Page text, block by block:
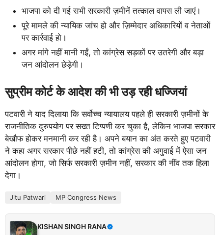
भाजपा को दी गई सभी सरकारी ज़मीनें तत्काल वापस ली जाएं।
पूरे मामले की न्यायिक जांच हो और ज़िम्मेदार अधिकारियों व नेताओं
पर कार्रवाई हो।
अगर मांगे नहीं मानी गईं, तो कांग्रेस सड़कों पर उतरेगी और बड़ा
जन आंदोलन छेड़ेगी।
सुप्रीम कोर्ट के आदेश की भी उड़ रही धज्जियां
पटवारी ने याद दिलाया कि सर्वोच्च न्यायालय पहले ही सरकारी ज़मीनों के
राजनीतिक दुरुपयोग पर सख्त टिप्पणी कर चुका है, लेकिन भाजपा सरकार
बेखौफ होकर मनमानी कर रही है। अपने बयान का अंत करते हुए पटवारी
ने कहा अगर सरकार पीछे नहीं हटी, तो कांग्रेस की अगुवाई में ऐसा जन
आंदोलन होगा, जो सिर्फ सरकारी ज़मीन नहीं, सरकार की नींव तक हिला
देगा।
Jitu Patwari MP Congress News
KISHAN SINGH RANA